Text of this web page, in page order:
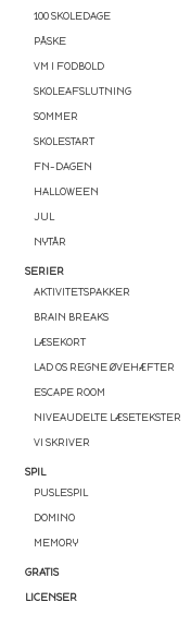
100 SKOLEDAGE
PÅSKE
VM I FODBOLD
SKOLEAFSLUTNING
SOMMER
SKOLESTART
FN-DAGEN
HALLOWEEN
JUL
NYTÅR
SERIER
AKTIVITETSPAKKER
BRAIN BREAKS
LÆSEKORT
LAD OS REGNE ØVEHÆFTER
ESCAPE ROOM
NIVEAUDELTE LÆSETEKSTER
VI SKRIVER
SPIL
PUSLESPIL
DOMINO
MEMORY
GRATIS
LICENSER